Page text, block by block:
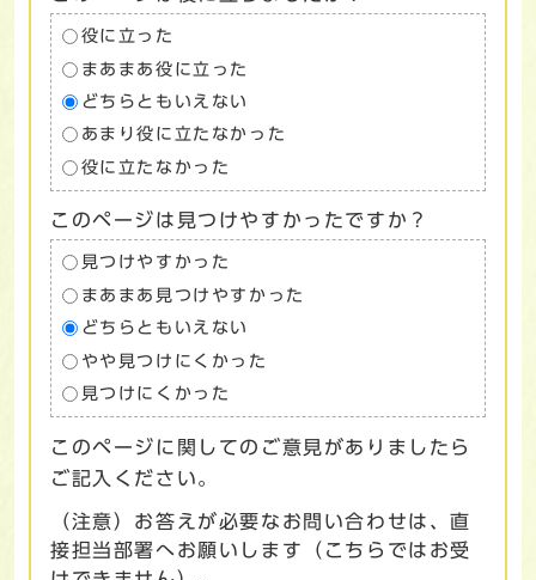
役に立った
まあまあ役に立った
どちらともいえない
あまり役に立たなかった
役に立たなかった
このページは見つけやすかったですか？
見つけやすかった
まあまあ見つけやすかった
どちらともいえない
やや見つけにくかった
見つけにくかった
このページに関してのご意見がありましたら
ご記入ください。
（注意）お答えが必要なお問い合わせは、直
接担当部署へお願いします（こちらではお受